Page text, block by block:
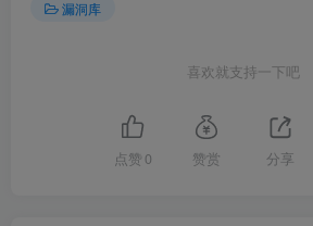
漏洞库
喜欢就支持一下吧
点赞 0 赞赏 分享